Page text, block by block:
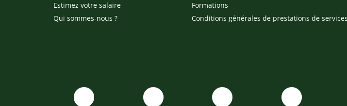
Estimez votre salaire
Qui sommes-nous ?
Formations
Conditions générales de prestations de services